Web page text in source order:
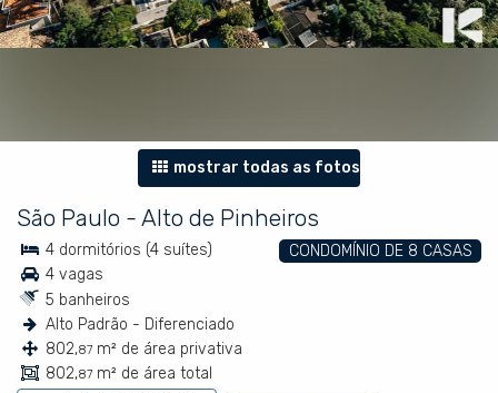
mostrar todas as fotos
São Paulo - Alto de Pinheiros
CONDOMÍNIO DE 8 CASAS
4 dormitórios (4 suítes)
4 vagas
5 banheiros
Alto Padrão - Diferenciado
802,87 m² de área privativa
802,87 m² de área total